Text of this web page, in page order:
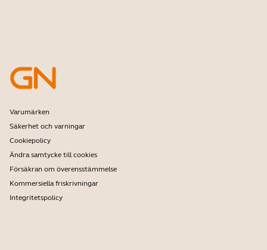
Utvecklarprogram
Partnerprogram
Företagspolicy för utgående produkter
Varumärken
Säkerhet och varningar
Cookiepolicy
Ändra samtycke till cookies
Försäkran om överensstämmelse
Kommersiella friskrivningar
Integritetspolicy